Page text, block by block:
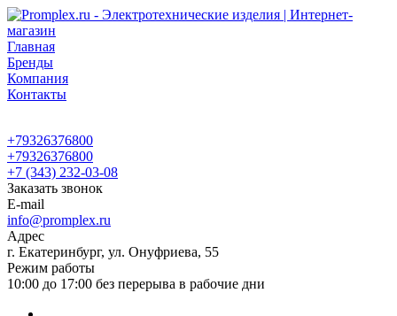
Главная
Бренды
Компания
Контакты
+79326376800
+79326376800
+7 (343) 232-03-08
Заказать звонок
E-mail
info@promplex.ru
Адрес
г. Екатеринбург, ул. Онуфриева, 55
Режим работы
10:00 до 17:00 без перерыва в рабочие дни